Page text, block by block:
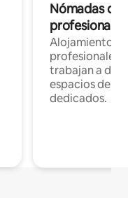
Nómadas
Alojamientos
profesionales
trabajan a
espacios de
dedicados.